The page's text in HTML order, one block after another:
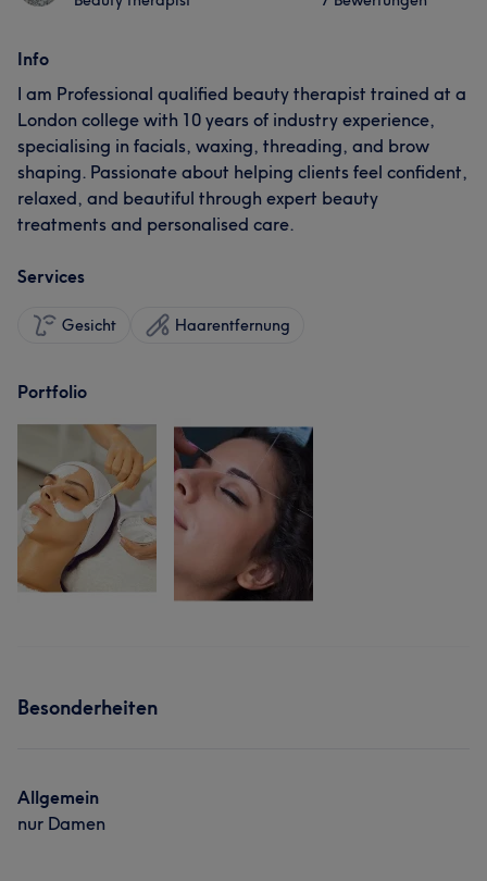
Info
I am Professional qualified beauty therapist trained at a
London college with 10 years of industry experience,
specialising in facials, waxing, threading, and brow
shaping. Passionate about helping clients feel confident,
relaxed, and beautiful through expert beauty
treatments and personalised care.
Services
Gesicht Haarentfernung
Portfolio
Besonderheiten
Allgemein
nur Damen